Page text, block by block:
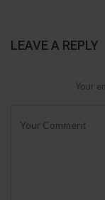
LEAVE A REPLY
Your